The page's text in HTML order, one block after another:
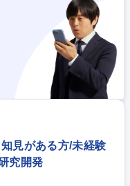
社内の制御部・工事部に詳
率よく仕事を進められる環
格取得にも挑戦し、専門性を
優良企業
見がある方/未経験
究開発